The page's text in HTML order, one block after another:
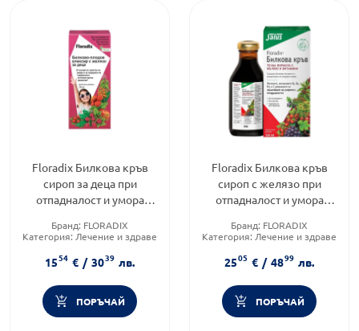
Floradix Билкова кръв
сироп за деца при
отпадналост и умора
Бранд: FLORADIX
Категория: Лечение и здраве
1554 € / 3039 лв.
ПОРЪЧАЙ
Floradix Билкова кръв
сироп с желязо при
отпадналост и умора
Бранд: FLORADIX
Категория: Лечение и здраве
2505 € / 4899 лв.
ПОРЪЧАЙ